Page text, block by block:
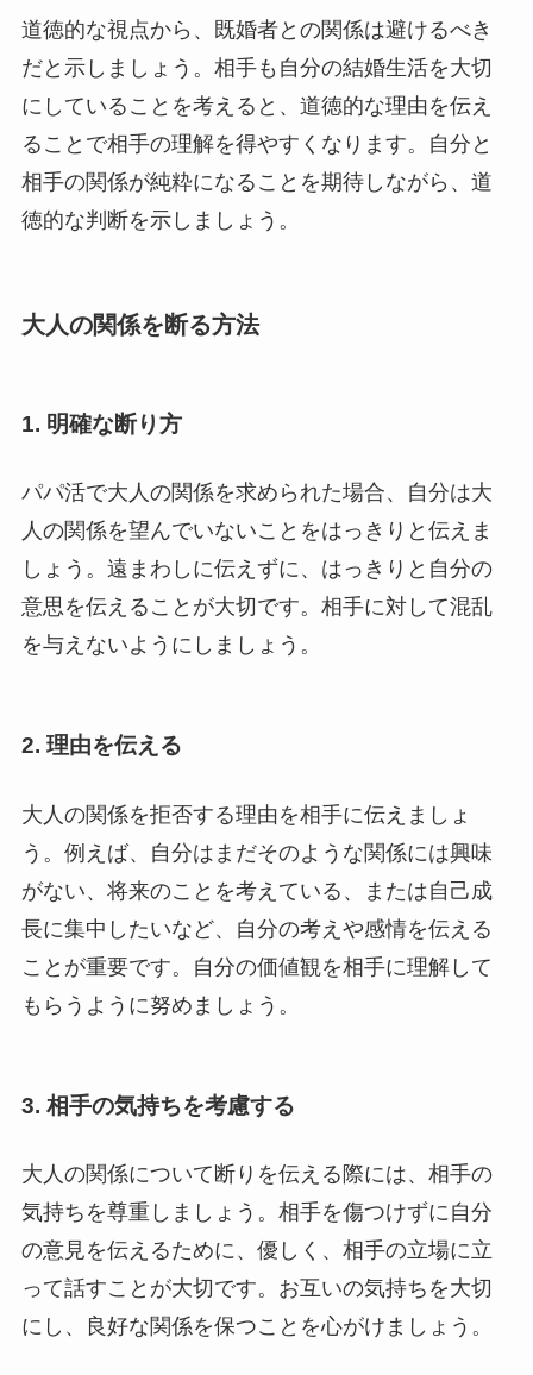
道徳的な視点から、既婚者との関係は避けるべき
だと示しましょう。相手も自分の結婚生活を大切
にしていることを考えると、道徳的な理由を伝え
ることで相手の理解を得やすくなります。自分と
相手の関係が純粋になることを期待しながら、道
徳的な判断を示しましょう。
大人の関係を断る方法
1. 明確な断り方
パパ活で大人の関係を求められた場合、自分は大
人の関係を望んでいないことをはっきりと伝えま
しょう。遠まわしに伝えずに、はっきりと自分の
意思を伝えることが大切です。相手に対して混乱
を与えないようにしましょう。
2. 理由を伝える
大人の関係を拒否する理由を相手に伝えましょ
う。例えば、自分はまだそのような関係には興味
がない、将来のことを考えている、または自己成
長に集中したいなど、自分の考えや感情を伝える
ことが重要です。自分の価値観を相手に理解して
もらうように努めましょう。
3. 相手の気持ちを考慮する
大人の関係について断りを伝える際には、相手の
気持ちを尊重しましょう。相手を傷つけずに自分
の意見を伝えるために、優しく、相手の立場に立
って話すことが大切です。お互いの気持ちを大切
にし、良好な関係を保つことを心がけましょう。